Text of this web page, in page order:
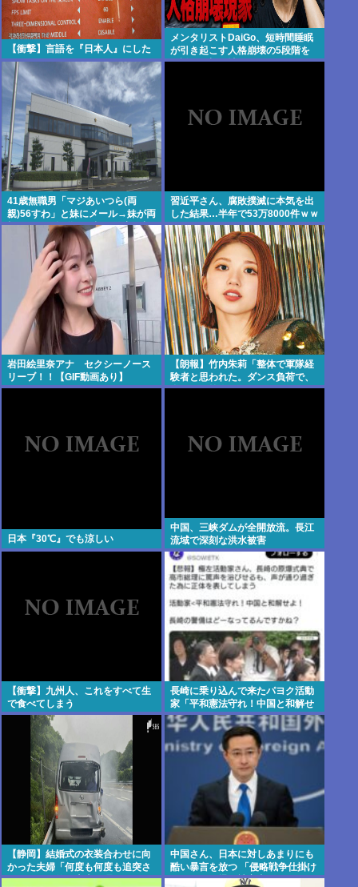
【衝撃】言語を『日本人』にした
メンタリストDaiGo、短時間睡眠
が引き起こす人格崩壊の5段階を
解説…最初に壊れるのは眠気では
41歳無職男「マジあいつら(両
親)56すわ」と妹にメール→妹が両
親にメール転送→両親が警察に相
談→無職おじ逮捕
習近平さん、腐敗撲滅に本気を出
した結果…半年で53万8000件ｗｗ
ｗ
岩田絵里奈アナ セクシーノース
リーブ！！【GIF動画あり】
【朗報】竹内朱莉「整体で軍隊経
験者と思われた。ダンス負荷で、
私の骨と筋肉はもうグチャグチャ
日本『30℃』でも涼しい
中国、三峡ダムが全開放流。長江
流域で深刻な洪水被害
【衝撃】九州人、これをすべて生
で食べてしまう
長崎に乗り込んで来たパヨク活動
家「平和憲法守れ！中国と和解せ
よ！」
【静岡】結婚式の衣装合わせに向
かった夫婦「何度も何度も追突さ
れ…何が目的か本当に理解できな
中国さん、日本に対しあまりにも
酷い暴言を放つ 「侵略戦争仕掛け
たくせに原爆で被害者ビジネスす